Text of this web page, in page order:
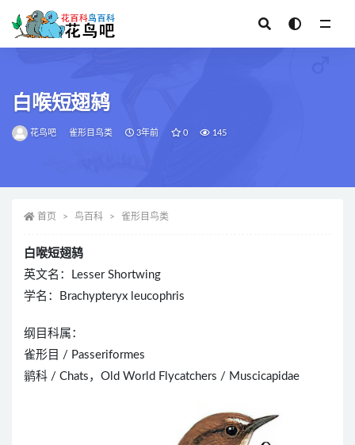
白喉短翅鸫
花鸟吧 雀形目鸟类 3年前 0 145
首页 鸟百科 雀形目鸟类
白喉短翅鸫
英文名：Lesser Shortwing
学名：Brachypteryx leucophris
纲目科属：
雀形目 / Passeriformes
鹟科 / Chats，Old World Flycatchers / Muscicapidae